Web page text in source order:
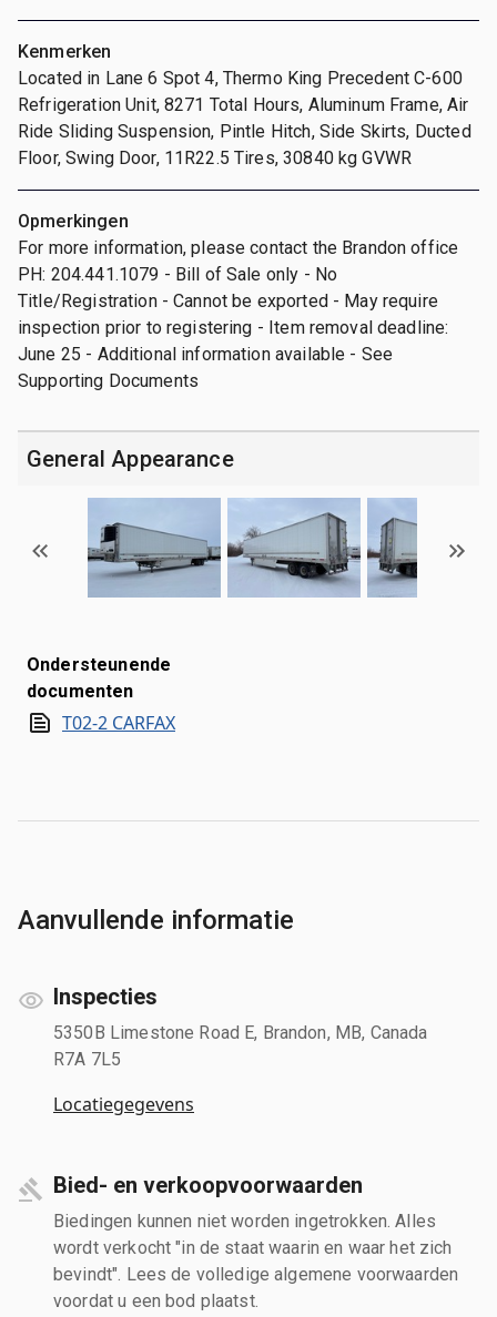
Kenmerken
Located in Lane 6 Spot 4, Thermo King Precedent C-600
Refrigeration Unit, 8271 Total Hours, Aluminum Frame, Air
Ride Sliding Suspension, Pintle Hitch, Side Skirts, Ducted
Floor, Swing Door, 11R22.5 Tires, 30840 kg GVWR
Opmerkingen
For more information, please contact the Brandon office
PH: 204.441.1079 - Bill of Sale only - No
Title/Registration - Cannot be exported - May require
inspection prior to registering - Item removal deadline:
June 25 - Additional information available - See
Supporting Documents
General Appearance
Ondersteunende
documenten
T02-2 CARFAX
Aanvullende informatie
Inspecties
5350B Limestone Road E, Brandon, MB, Canada
R7A 7L5
Locatiegegevens
Bied- en verkoopvoorwaarden
Biedingen kunnen niet worden ingetrokken. Alles
wordt verkocht "in de staat waarin en waar het zich
bevindt". Lees de volledige algemene voorwaarden
voordat u een bod plaatst.